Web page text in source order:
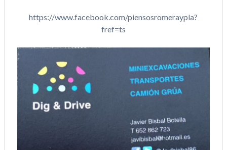
https://www.facebook.com/piensosromeraypla?
fref=ts